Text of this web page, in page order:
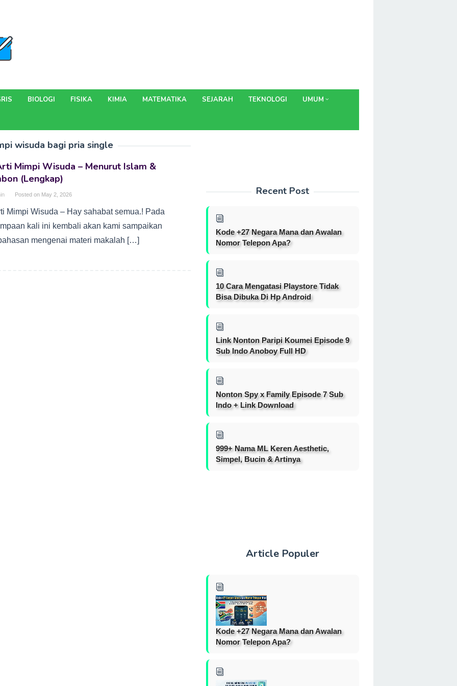
BIOLOGI FISIKA KIMIA MATEMATIKA SEJARAH TEKNOLOGI UMUM
wisuda bagi pria single
Mimpi Wisuda – Menurut Islam &
(Lengkap)
Posted on May 2, 2026
Mimpi Wisuda – Hay sahabat semua.! Pada
kali ini kembali akan kami sampaikan
mengenai materi makalah […]
Recent Post
Kode +27 Negara Mana dan Awalan
Nomor Telepon Apa?
10 Cara Mengatasi Playstore Tidak
Bisa Dibuka Di Hp Android
Link Nonton Paripi Koumei Episode 9
Sub Indo Anoboy Full HD
Nonton Spy x Family Episode 7 Sub
Indo + Link Download
999+ Nama ML Keren Aesthetic,
Simpel, Bucin & Artinya
Article Populer
Kode +27 Negara Mana dan Awalan
Nomor Telepon Apa?